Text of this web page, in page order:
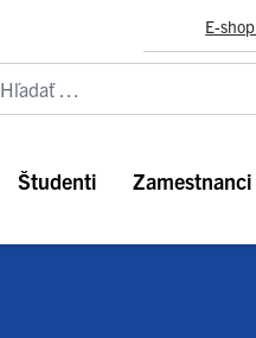
E-shop
Študenti Zamestnanci